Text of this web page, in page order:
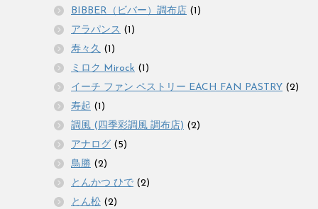
BIBBER（ビバー）調布店 (1)
アラパンス (1)
寿々久 (1)
ミロク Mirock (1)
イーチ ファン ペストリー EACH FAN PASTRY (2)
寿起 (1)
調風 (四季彩調風 調布店) (2)
アナログ (5)
鳥勝 (2)
とんかつ ひで (2)
とん松 (2)